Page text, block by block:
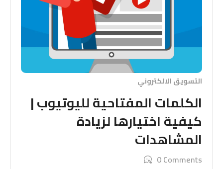
التسويق الالكتروني
الكلمات المفتاحية لليوتيوب |
كيفية اختيارها لزيادة
المشاهدات
0 Comments